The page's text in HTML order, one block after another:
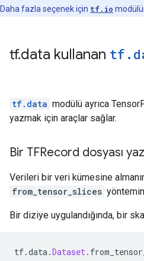
Daha fazla seçenek için tf.io
tf.data kullanan tf .
tf.data modülü ayrıca
yazmak için araçlar sağlar.
Bir TFRecord dosyası
Verileri bir veri kümesine
from_tensor_slices
Bir diziye uygulandığında, bir
tf.data.Dataset.